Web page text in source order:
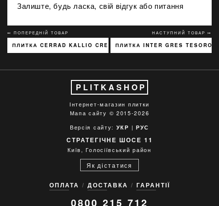
Залиште, будь ласка, свій відгук або питання
↢ ПОПЕРЕДНІЙ ТОВАР
ПЛИТКА CERRAD KALLIO CREAM 3768 15X45
НАСТУПНИЙ ТОВАР ↣
ПЛИТКА INTER GRES TESORO
PLITKASHOP
Інтернет-магазин плитки
Мапа сайту © 2015-2026
Версія сайту: УКР | РУС
СТРАТЕГІЧНЕ ШОСЕ 11
Київ, Голосіївський район
Як дістатися
ОПЛАТА ДОСТАВКА ГАРАНТІЇ
0800 215 712